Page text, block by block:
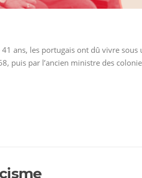
ans, les portugais ont dû vivre
puis par l’ancien ministre des